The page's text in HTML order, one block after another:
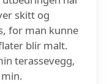
skitt og
for man kunne
blir malt.
terassevegg,